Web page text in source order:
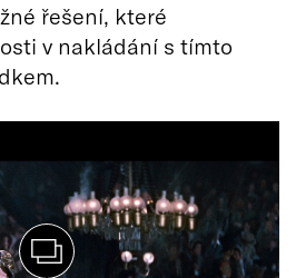
řešení, které
v nakládání s tímto